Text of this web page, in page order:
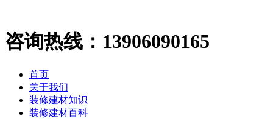
咨询热线： 13906090165
首页
关于我们
装修建材知识
装修建材百科